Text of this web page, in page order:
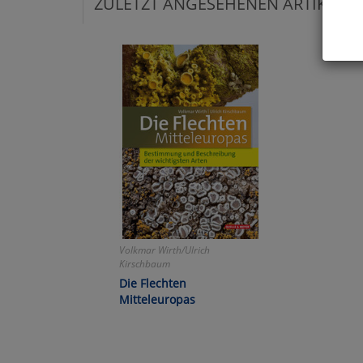
Volkmar Wirth/Ulrich
Kirschbaum
Die Flechten
Mitteleuropas